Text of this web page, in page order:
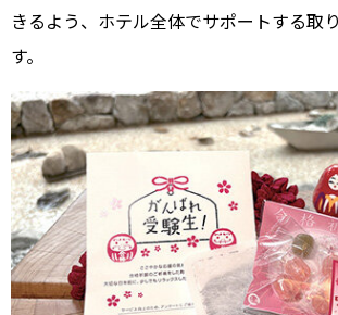
きるよう、ホテル全体でサポートする取
す。